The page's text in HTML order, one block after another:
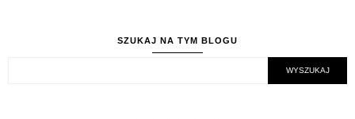
SZUKAJ NA TYM BLOGU